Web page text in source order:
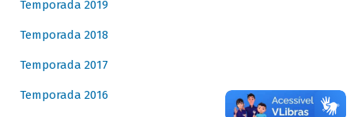
Temporada 2019
Temporada 2018
Temporada 2017
Temporada 2016